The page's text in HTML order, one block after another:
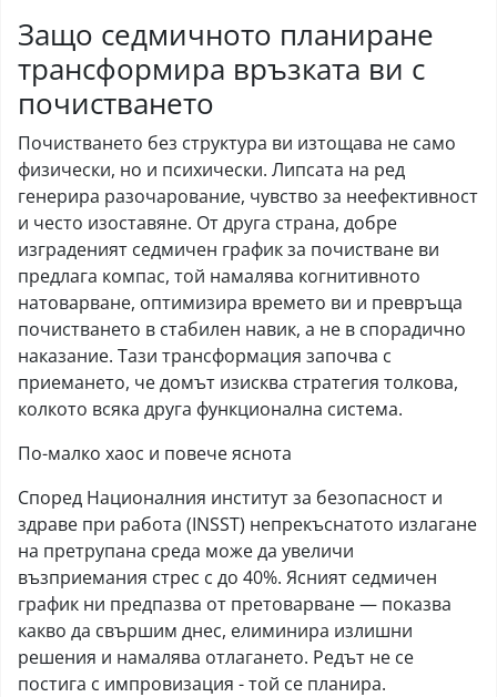
Защо седмичното планиране
трансформира връзката ви с
почистването
Почистването без структура ви изтощава не само
физически, но и психически. Липсата на ред
генерира разочарование, чувство за неефективност
и често изоставяне. От друга страна, добре
изграденият седмичен график за почистване ви
предлага компас, той намалява когнитивното
натоварване, оптимизира времето ви и превръща
почистването в стабилен навик, а не в спорадично
наказание. Тази трансформация започва с
приемането, че домът изисква стратегия толкова,
колкото всяка друга функционална система.
По-малко хаос и повече яснота
Според Националния институт за безопасност и
здраве при работа (INSST) непрекъснатото излагане
на претрупана среда може да увеличи
възприемания стрес с до 40%. Ясният седмичен
график ни предпазва от претоварване — показва
какво да свършим днес, елиминира излишни
решения и намалява отлагането. Редът не се
постига с импровизация - той се планира.